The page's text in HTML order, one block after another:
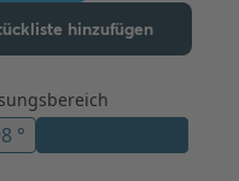
hinzufügen